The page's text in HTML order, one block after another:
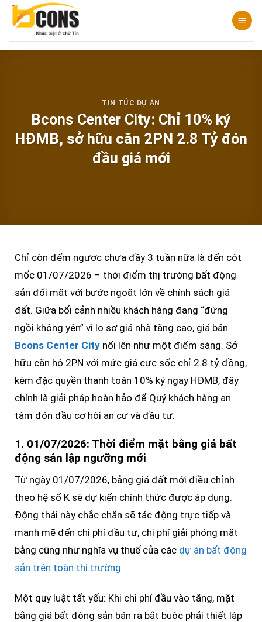
Chuyển
đến
nội
TIN TỨC DỰ ÁN
Bcons Center City: Chỉ 10% ký
HĐMB, sở hữu căn 2PN 2.8 Tỷ đón
đầu giá mới
Chỉ còn đếm ngược chưa đầy 3 tuần nữa là đến cột
mốc 01/07/2026 – thời điểm thị trường bất động
sản đối mặt với bước ngoặt lớn về chính sách giá
đất. Giữa bối cảnh nhiều khách hàng đang “đứng
ngồi không yên” vì lo sợ giá nhà tăng cao, giá bán
Bcons Center City nổi lên như một điểm sáng. Sở
hữu căn hộ 2PN với mức giá cực sốc chỉ 2.8 tỷ đồng,
kèm đặc quyền thanh toán 10% ký ngay HĐMB, đây
chính là giải pháp hoàn hảo để Quý khách hàng an
tâm đón đầu cơ hội an cư và đầu tư.
1. 01/07/2026: Thời điểm mặt bằng giá bất
động sản lập ngưỡng mới
Từ ngày 01/07/2026, bảng giá đất mới điều chỉnh
theo hệ số K sẽ dự kiến chính thức được áp dụng.
Động thái này chắc chắn sẽ tác động trực tiếp và
mạnh mẽ đến chi phí đầu tư, chi phí giải phóng mặt
bằng cũng như nghĩa vụ thuế của các dự án bất động
sản trên toàn thị trường.
Một quy luật tất yếu: Khi chi phí đầu vào tăng, mặt
bằng giá bất động sản bán ra bắt buộc phải thiết lập